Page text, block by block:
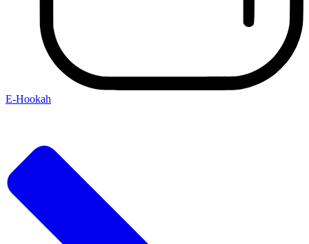
E-Hookah